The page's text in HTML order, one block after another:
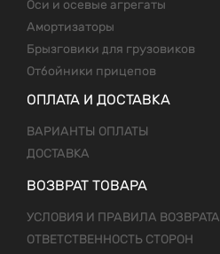
Оси и осевые агрегаты
Амортизаторы
Брызговики для грузовиков
Отбойники прицепов
ОПЛАТА И ДОСТАВКА
ВАРИАНТЫ ОПЛАТЫ
ДОСТАВКА
ВОЗВРАТ ТОВАРА
УСЛОВИЯ И ПРАВИЛА ВОЗВРАТА
ОТВЕТСТВЕННОСТЬ СТОРОН